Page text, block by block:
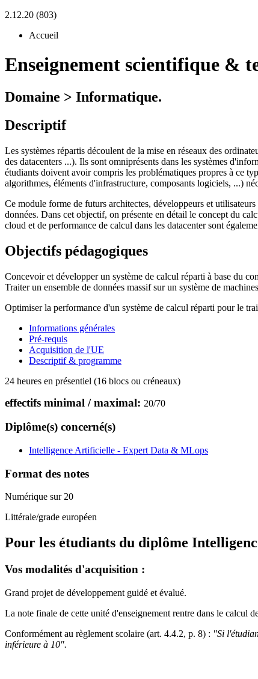
2.12.20 (803)
Accueil
Enseignement scientifique &
Domaine > Informatique.
Descriptif
Les systèmes répartis découlent de la mise en réseaux des
des datacenters ...). Ils sont omniprésents dans les systèmes
étudiants doivent avoir compris les problématiques propres à ce
algorithmes, éléments d'infrastructure, composants logiciels, ...)
Ce module forme de futurs architectes, développeurs et
données. Dans cet objectif, on présente en détail le concept du
cloud et de performance de calcul dans les datacenter sont
Objectifs pédagogiques
Concevoir et développer un système de calcul réparti à base du
Traiter un ensemble de données massif sur un système de
Optimiser la performance d'un système de calcul réparti pour le
Informations générales
Pré-requis
Acquisition de l'UE
Descriptif & programme
24 heures en présentiel (16 blocs ou créneaux)
effectifs minimal / maximal: 20/70
Diplôme(s) concerné(s)
Intelligence Artificielle - Expert Data & MLops
Format des notes
Numérique sur 20
Littérale/grade européen
Pour les étudiants du diplôme
Vos modalités d'acquisition :
Grand projet de développement guidé et évalué.
La note finale de cette unité d'enseignement rentre dans le calcul
Conformément au règlement scolaire (art. 4.4.2, p. 8) : "Si
inférieure à 10".